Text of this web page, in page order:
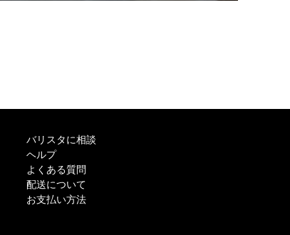
バリスタに相談
ヘルプ
よくある質問
配送について
お支払い方法